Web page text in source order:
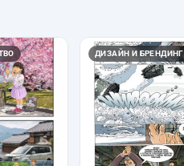
ДИЗАЙН И БРЕНДИНГ